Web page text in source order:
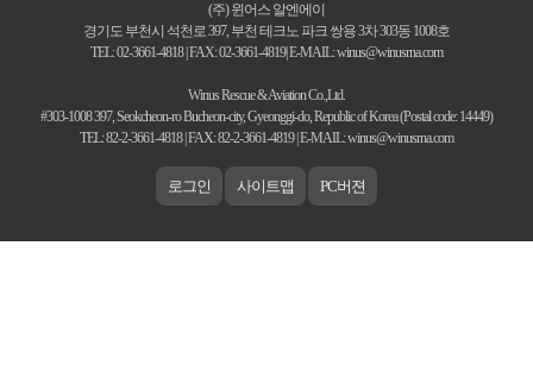
(주) 윈어스 알엔에이
경기도 부천시 석천로 397, 부천 테크노 파크 쌍용 3차 303동 1008호
TEL: 02-3661-4818 | FAX: 02-3661-4819| E-MAIL: winus@winusrna.com
Winus Rescue & Aviation Co.,Ltd.
#303-1008 397, Seokcheon-ro Bucheon-city, Gyeonggi-do, Republic of Korea (Postal code: 14449)
TEL: 82-2-3661-4818 | FAX: 82-2-3661-4819 | E-MAIL: winus@winusrna.com
로그인 사이트맵 PC버젼